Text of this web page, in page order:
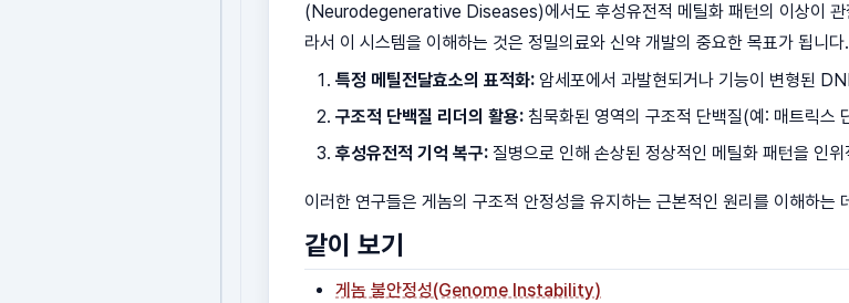
(Neurodegenerative Diseases)에서도 후성유전적 메틸화 패턴의 이상이 관
라서 이 시스템을 이해하는 것은 정밀의료와 신약 개발의 중요한 목표가 됩니
특정 메틸전달효소의 표적화: 암세포에서 과발현되거나 기능이 변형된
구조적 단백질 리더의 활용: 침묵화된 영역의 구조적 단백질(예: 매트릭스
후성유전적 기억 복구: 질병으로 인해 손상된 정상적인 메틸화 패턴을 인
이러한 연구들은 게놈의 구조적 안정성을 유지하는 근본적인 원리를 이해하는
같이 보기
게놈 불안정성(Genome Instability)